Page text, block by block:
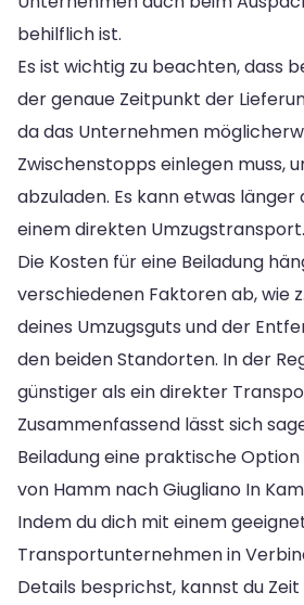
behilflich ist.
Es ist wichtig zu beachten, dass
der genaue Zeitpunkt der
da das Unternehmen
Zwischenstopps einlegen muss,
abzuladen. Es kann etwas länger
einem direkten Umzugstransport.
Die Kosten für eine Beiladung
verschiedenen Faktoren ab, wie
deines Umzugsguts und der
den beiden Standorten. In der
günstiger als ein direkter
Zusammenfassend lässt sich
Beiladung eine praktische
von Hamm nach Giugliano In
Indem du dich mit einem
Transportunternehmen in
Details besprichst, kannst du